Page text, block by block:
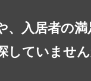
、入居者の
していません